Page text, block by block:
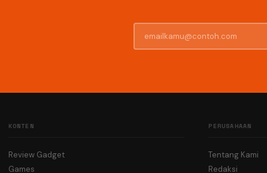
KONTEN
Review Gadget
Games
PERUSAHAAN
Tentang Kami
Redaksi